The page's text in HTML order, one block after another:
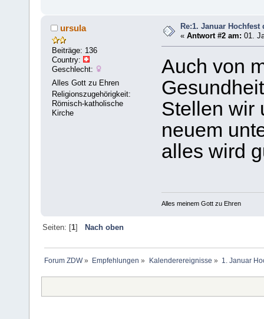
ursula
Beiträge: 136
Country:
Geschlecht:
Alles Gott zu Ehren
Religionszugehörigkeit:
Römisch-katholische
Kirche
Re:1. Januar Hochfest
«Antwort #2 am: 01.
Auch von
Stellen wir
neuem
alles wird
Alles meinem Gott zu Ehren
Seiten: [1] Nach oben
Forum ZDW» Empfehlungen » Kalenderereignisse » 1. Januar